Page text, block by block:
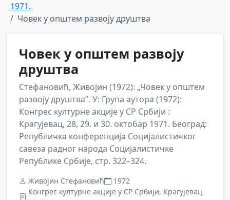
1971.
Човек у општем развоју друштва
Човек у општем развоју
друштва
Стефановић, Живојин (1972): „Човек у општем
развоју друштва”. У: Група аутора (1972):
Конгрес културне акције у СР Србији :
Крагујевац, 28, 29. и 30. октобар 1971. Београд:
Републичка конференција Социјалистичког
савеза радног народа Социјалистичке
Републике Србије, стр. 322–324.
Живојин Стефановић
1972
Конгрес културне акције у СР Србији, Крагујевац